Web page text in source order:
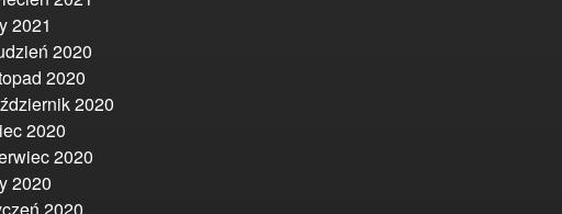
2021
2020
2020
2020
2020
2020
2020
2020